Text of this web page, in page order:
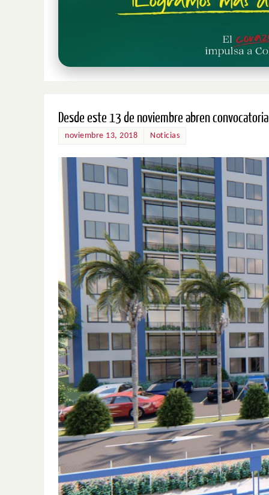
Desde este 13 de noviembre abren
noviembre 13, 2018 Noticias